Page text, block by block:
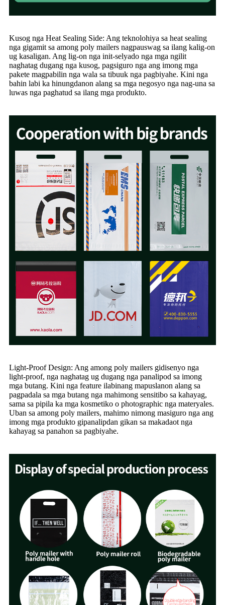
Kusog nga Heat Sealing Side: Ang teknolohiya sa heat sealing
nga gigamit sa among poly mailers nagpauswag sa ilang kalig-on
ug kasaligan. Ang lig-on nga init-selyado nga mga ngilit
naghatag dugang nga kusog, pagsiguro nga ang imong mga
pakete magpabilin nga wala sa tibuuk nga pagbiyahe. Kini nga
bahin labi ka hinungdanon alang sa mga negosyo nga nag-una sa
luwas nga paghatud sa ilang mga produkto.
Light-Proof Design: Ang among poly mailers gidisenyo nga
light-proof, nga naghatag ug dugang nga panalipod sa imong
mga butang. Kini nga feature ilabinang mapuslanon alang sa
pagpadala sa mga butang nga mahimong sensitibo sa kahayag,
sama sa pipila ka mga kosmetiko o photographic nga materyales.
Uban sa among poly mailers, mahimo nimong masiguro nga ang
imong mga produkto gipanalipdan gikan sa makadaot nga
kahayag sa panahon sa pagbiyahe.